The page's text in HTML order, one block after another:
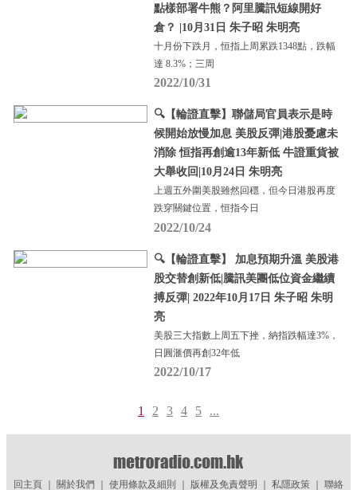
點樣部署牛熊？阿里騰訊短線開好
倉？ |10月31日 朱子昭 朱明亮
十月份下跌月，恒指上周累跌1348點，跌幅
達 8.3%；三周
2022/10/31
🔍【輪證直擊】聯儲局官員表示是時
候開始放慢加息 美股反彈|港股憂慮未
消除 恒指再創逾13年新低 牛證重貨被
大舉收回|10月24日 朱明亮
上週五外圍美股雖然回穩，但今日港股再度
跌穿關鍵位置，恒指今日
2022/10/24
🔍【輪證直擊】 加息預期升溫 美股港
股交替創新低|騰訊美團低位資金繼續
搏反彈| 2022年10月17日 朱子昭 朱明
亮
美股三大指數上周五下挫，納指跌幅達3%，
日圓滙價再創32年低
2022/10/17
1 2 3 4 5 ...
回主頁｜ 關於我們 使用條款及細則 版權及免責聲明 私隱政策｜ 聯絡